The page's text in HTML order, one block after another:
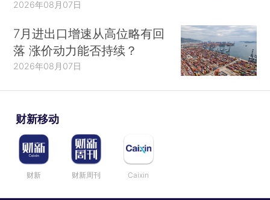
2026年08月07日
7月进出口增速从高位略有回
落 涨价动力能否持续？
2026年08月07日
财新移动
财新 财新周刊 Caixin